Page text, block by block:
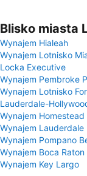
Blisko miasta
Wynajem Hialeah
Wynajem Lotnisko
Locka Executive
Wynajem Pembroke
Wynajem Lotnisko
Lauderdale-
Wynajem Homestead
Wynajem Lauderdale
Wynajem Pompano
Wynajem Boca Raton
Wynajem Key Largo